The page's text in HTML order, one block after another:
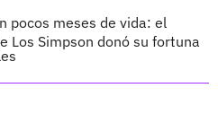
pocos meses de vida: el
Los Simpson donó su fortuna